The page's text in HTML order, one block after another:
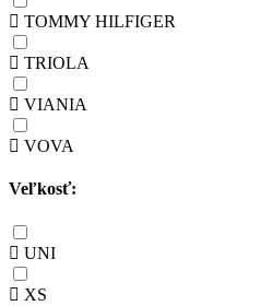
TOMMY HILFIGER
TRIOLA
VIANIA
VOVA
Veľkosť:
UNI
XS